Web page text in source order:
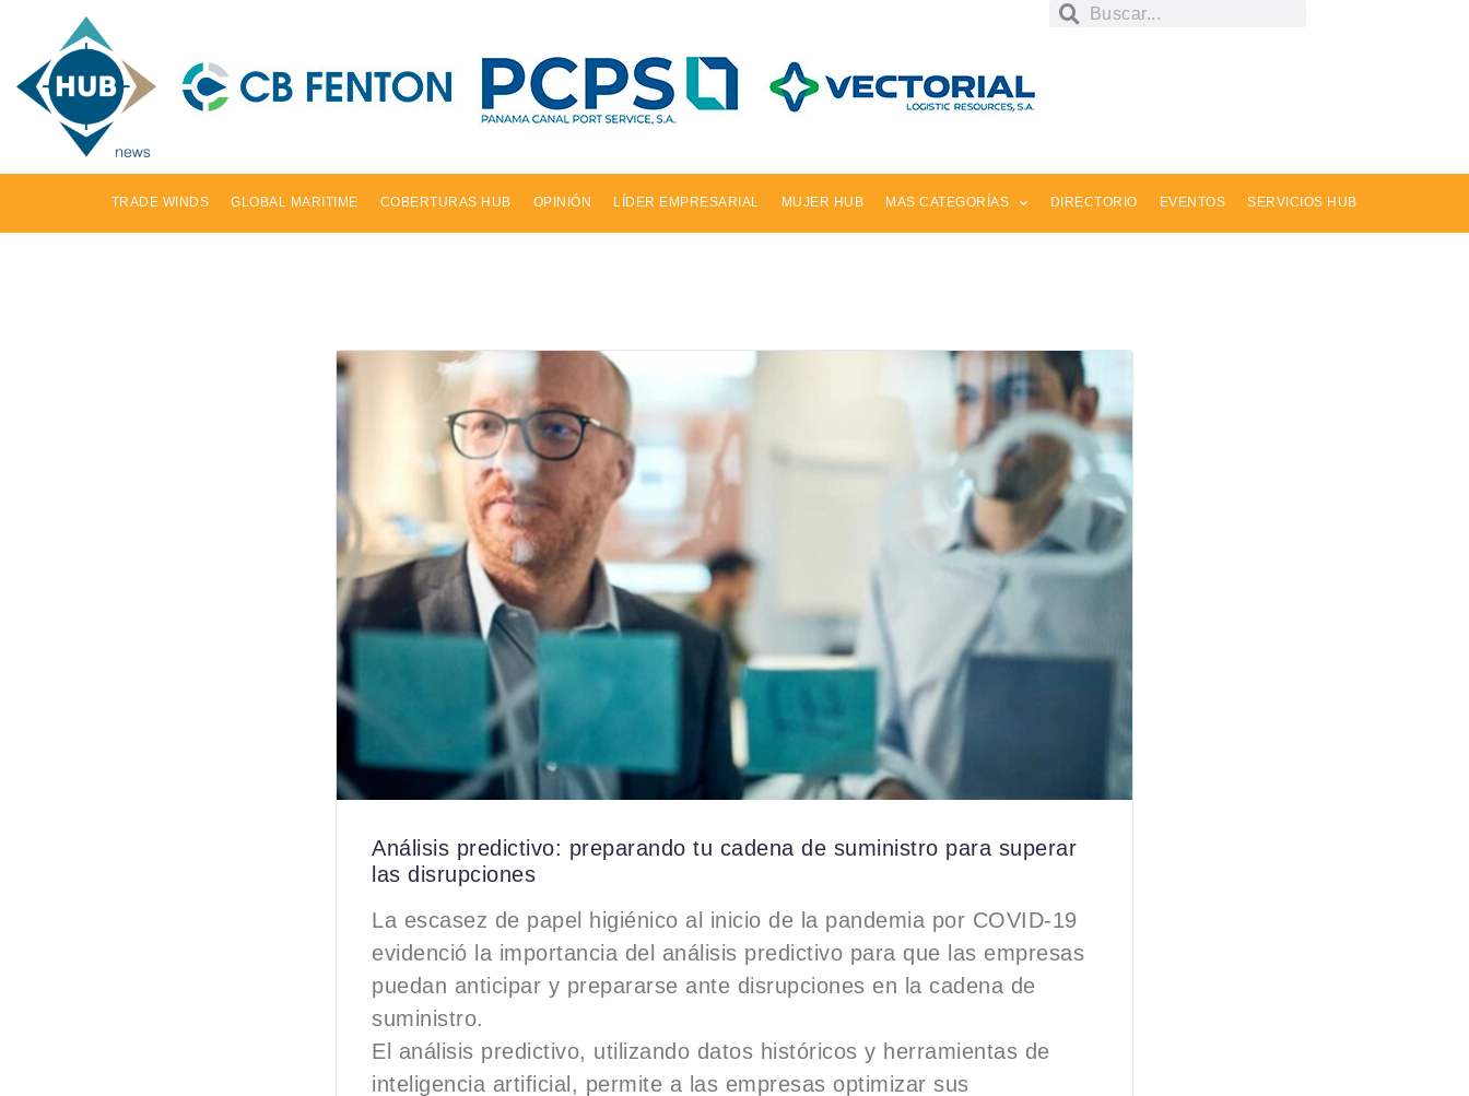
TRADE WINDS GLOBAL MARITIME COBERTURAS HUB OPINIÓN LÍDER EMPRESARIAL MUJER HUB MAS CATEGORÍAS DIRECTORIO EVENTOS SERVICIOS HUB
Análisis predictivo: preparando tu cadena de suministro para superar
las disrupciones
La escasez de papel higiénico al inicio de la pandemia por COVID-19
evidenció la importancia del análisis predictivo para que las empresas
puedan anticipar y prepararse ante disrupciones en la cadena de
suministro.
El análisis predictivo, utilizando datos históricos y herramientas de
inteligencia artificial, permite a las empresas optimizar sus